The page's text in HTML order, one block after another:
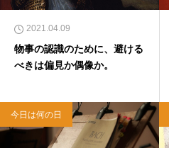
2021.04.09
物事の認識のために、避ける
べきは偏見か偶像か。
今日は何の日